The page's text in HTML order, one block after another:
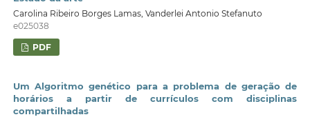
Carolina Ribeiro Borges Lamas, Vanderlei Antonio Stefanuto
e025038
PDF
Um Algoritmo genético para a problema de geração de
horários a partir de currículos com disciplinas
compartilhadas